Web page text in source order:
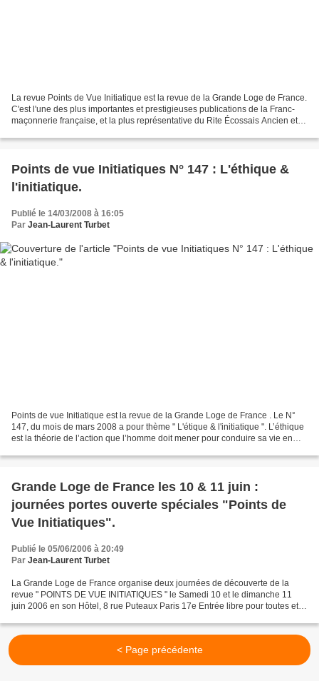
La revue Points de Vue Initiatique est la revue de la Grande Loge de France.
C'est l'une des plus importantes et prestigieuses publications de la Franc-
maçonnerie française, et la plus représentative du Rite Écossais Ancien et
Points de vue Initiatiques N° 147 : L'éthique &
l'initiatique.
Publié le 14/03/2008 à 16:05
Par Jean-Laurent Turbet
Points de vue Initiatique est la revue de la Grande Loge de France . Le N°
147, du mois de mars 2008 a pour thème " L'étique & l'initiatique ". L’éthique
est la théorie de l’action que l’homme doit mener pour conduire sa vie en
Grande Loge de France les 10 & 11 juin :
journées portes ouverte spéciales "Points de
Vue Initiatiques".
Publié le 05/06/2006 à 20:49
Par Jean-Laurent Turbet
La Grande Loge de France organise deux journées de découverte de la
revue " POINTS DE VUE INITIATIQUES " le Samedi 10 et le dimanche 11
juin 2006 en son Hôtel, 8 rue Puteaux Paris 17e Entrée libre pour toutes et
< Page précédente